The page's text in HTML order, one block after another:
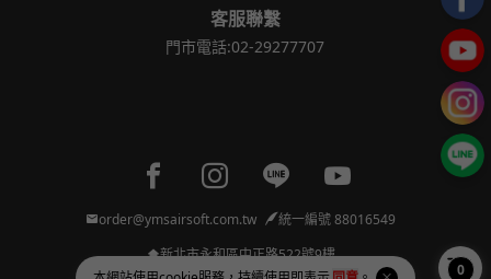
客服聯繫
門市電話:02-29277707
Facebook page
Instagram page
Line pageYoutube page
order@ymsairsoft.com.tw
統一編號 88016549
新北市永和區中正路522號9樓
0